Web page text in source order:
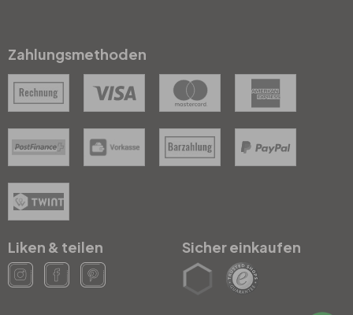
Zahlungsmethoden
Liken & teilen Sicher einkaufen